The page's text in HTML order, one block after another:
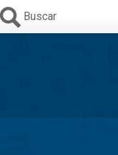
Buscar